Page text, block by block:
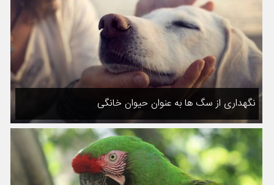
نگهداری از سگ ها به عنوان حیوان خانگی